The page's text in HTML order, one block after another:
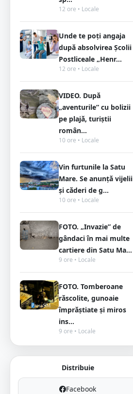
12 ore • Locale
Unde te poți angaja
după absolvirea Școlii
Postliceale „Henr...
12 ore • Locale
VIDEO. După
„aventurile” cu bolizii
pe plajă, turiștii
român...
10 ore • Locale
Vin furtunile la Satu
Mare. Se anunță vijelii
și căderi de g...
10 ore • Locale
FOTO. „Invazie” de
gândaci în mai multe
cartiere din Satu Ma...
9 ore • Locale
FOTO. Tomberoane
răscolite, gunoaie
împrăștiate și miros
ins...
9 ore • Locale
Distribuie
Facebook